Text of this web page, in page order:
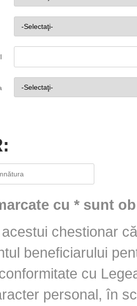
cu * sunt
chestionar
beneficiarului
cu
personal, în